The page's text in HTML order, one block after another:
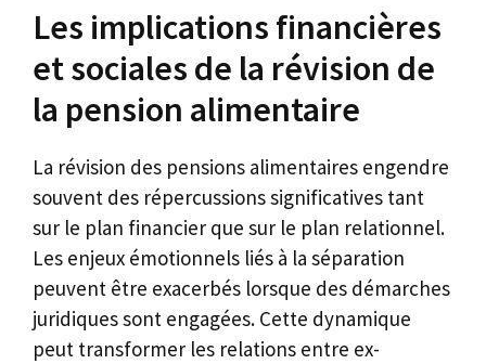
Les implications financières
et sociales de la révision de
la pension alimentaire
La révision des pensions alimentaires engendre
souvent des répercussions significatives tant
sur le plan financier que sur le plan relationnel.
Les enjeux émotionnels liés à la séparation
peuvent être exacerbés lorsque des démarches
juridiques sont engagées. Cette dynamique
peut transformer les relations entre ex-